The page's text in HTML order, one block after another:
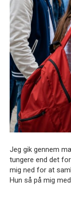
Jeg gik gennem
tungere end det
mig ned for at
Hun så på mig